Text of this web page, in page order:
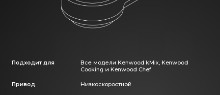
Подходит для
Все модели Kenwood kMix, Kenwood
Cooking и Kenwood Chef
Привод Низкоскоростной